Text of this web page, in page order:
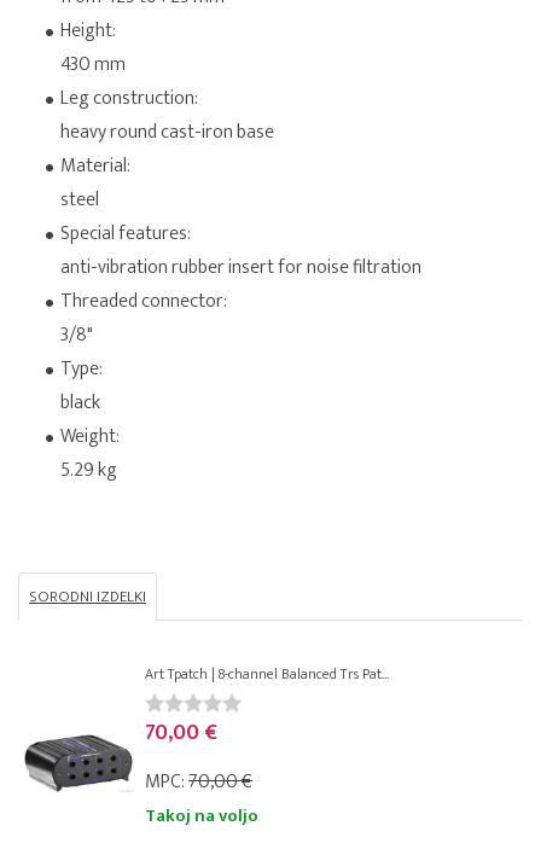
Height:
430 mm
Leg construction:
heavy round cast-iron base
Material:
steel
Special features:
anti-vibration rubber insert for noise filtration
Threaded connector:
3/8"
Type:
black
Weight:
5.29 kg
SORODNI IZDELKI
Art Tpatch | 8-channel Balanced Trs Pat...
70,00 €
MPC:70,00 €
Takoj na voljo